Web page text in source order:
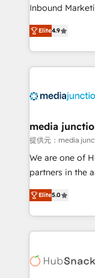
Inbound
specialize in
across
and customer
methodologies.
offer unparalleled insights.
Mexico, USA,
hundred successful
rooted in
training,
inbound
understanding,
competitive
Elite4.9
media
提供元：media
We are one of
partners in the
design &
companies. We are woman-owned, powered by
coffee, and we ❤️ dogs. We
Impact Award
Elite5.0